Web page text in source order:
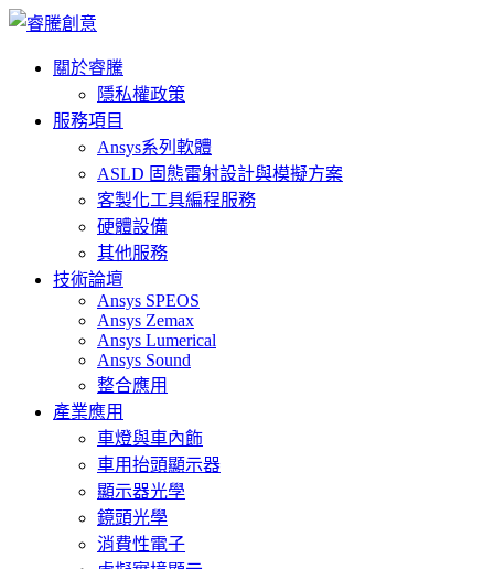
關於睿騰
隱私權政策
服務項目
Ansys系列軟體
ASLD 固態雷射設計與模擬方案
客製化工具編程服務
硬體設備
其他服務
技術論壇
Ansys SPEOS
Ansys Zemax
Ansys Lumerical
Ansys Sound
整合應用
產業應用
車燈與車內飾
車用抬頭顯示器
顯示器光學
鏡頭光學
消費性電子